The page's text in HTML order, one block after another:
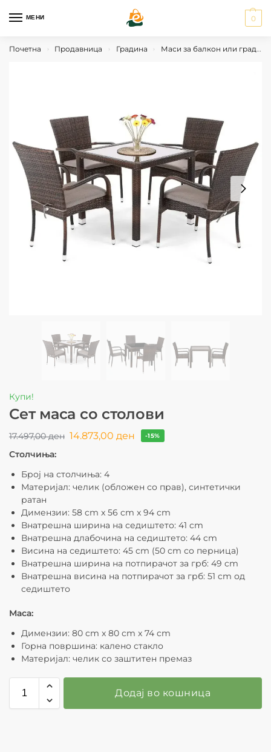
МЕНИ 0
Почетна › Продавница › Градина › Маси за балкон или градина
Купи!
Сет маса со столови
17.497,00ден 14.873,00 ден -15%
Столчиња:
Број на столчиња: 4
Материјал: челик (обложен со прав), синтетички
ратан
Димензии: 58 cm x 56 cm x 94 cm
Внатрешна ширина на седиштето: 41 cm
Внатрешна длабочина на седиштето: 44 cm
Висина на седиштето: 45 cm (50 cm со перница)
Внатрешна ширина на потпирачот за грб: 49 cm
Внатрешна висина на потпирачот за грб: 51 cm од
седиштето
Маса:
Димензии: 80 cm x 80 cm x 74 cm
Горна површина: калено стакло
Материјал: челик со заштитен премаз
Додај во кошница